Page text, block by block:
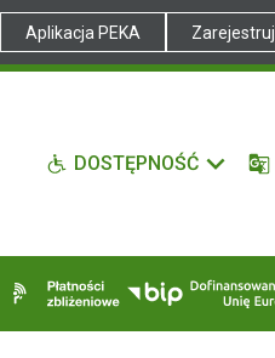
Aplikacja PEKA Zarejestruj
DOSTĘPNOŚĆ